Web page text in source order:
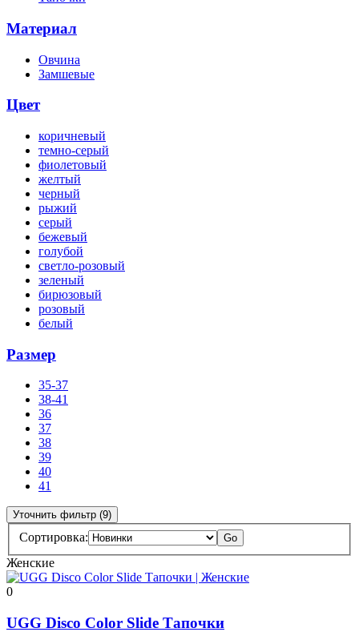
Материал
Овчина
Замшевые
Цвет
коричневый
темно-серый
фиолетовый
желтый
черный
рыжий
серый
бежевый
голубой
светло-розовый
зеленый
бирюзовый
розовый
белый
Размер
35-37
38-41
36
37
38
39
40
41
Уточнить фильтр (9)
Сортировка: Go
Женские
0
UGG Disco Color Slide Тапочки